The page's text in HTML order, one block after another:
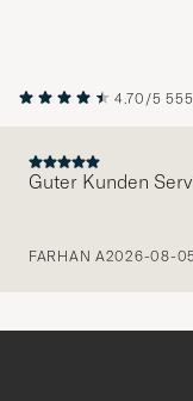
4.70/5
Guter Kunden
FARHAN A2026-08-05